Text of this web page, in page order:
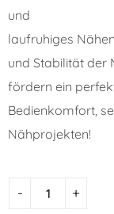
und
laufruhiges
und Stabilität der
fördern ein
Bedienkomfort,
Nähprojekten!